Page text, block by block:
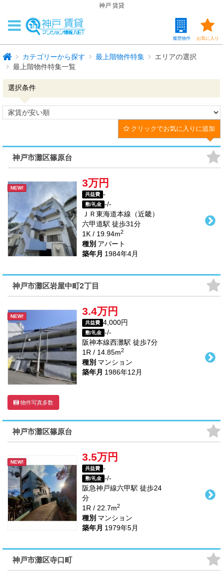
神戸 賃貸
お気に入り
履歴物件
カテゴリーから探す 最上階物件特集
エリアの選択
最上階物件特集一覧
選択条件
クリックでお気に入りに追加
神戸市灘区篠原台
NEW! 3万円
共益費 -
敷/礼金 -/-
ＪＲ東海道本線（近畿）
六甲道駅 徒歩31分
1K / 19.94m2
種別 アパート
築年月 1984年4月
神戸市灘区岩屋中町2丁目
NEW!
物件写真多数
3.4万円
共益費 4,000円
敷/礼金 -/-
阪神本線西灘駅 徒歩7分
1R / 14.85m2
種別 マンション
築年月 1986年12月
神戸市灘区篠原台
NEW! 3.5万円
共益費 -
敷/礼金 -/-
阪急神戸線六甲駅 徒歩24
分
1R / 22.7m2
種別 マンション
築年月 1979年5月
神戸市灘区寺口町